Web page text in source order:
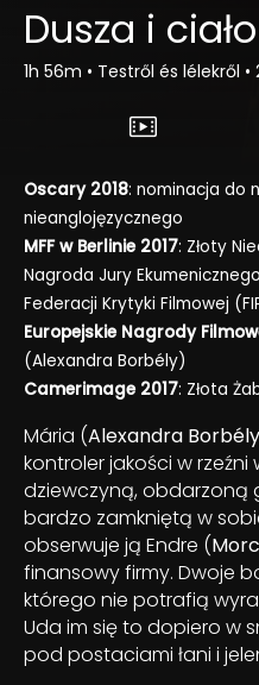
Dusza i ciało
1h 56m • Testről és lélekről •
Oscary 2018: nominacja do
nieanglojęzycznego
MFF w Berlinie 2017: Złoty
Nagroda Jury
Federacji Krytyki Filmowej
Europejskie Nagrody
(Alexandra Borbély)
Camerimage 2017: Złota
Mária (Alexandra Borbély
kontroler jakości w
dziewczyną, obdarzoną
bardzo zamkniętą w
obserwuje ją Endre (
finansowy firmy. Dwoje
którego nie potrafią
Uda im się to dopiero w
pod postaciami łani i